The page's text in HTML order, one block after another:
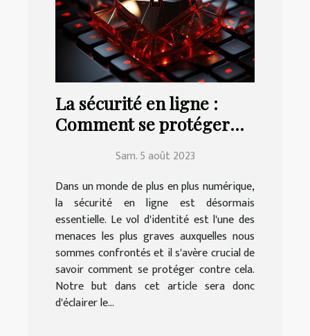
La sécurité en ligne :
Comment se protéger
Sam. 5 août 2023
Dans un monde de plus en plus numérique,
la sécurité en ligne est désormais
essentielle. Le vol d'identité est l'une des
menaces les plus graves auxquelles nous
sommes confrontés et il s'avère crucial de
savoir comment se protéger contre cela.
Notre but dans cet article sera donc
d'éclairer le...